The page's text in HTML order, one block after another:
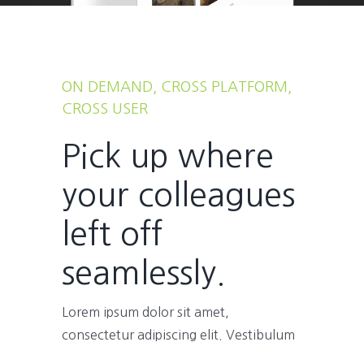
ON DEMAND, CROSS PLATFORM,
CROSS USER
Pick up where
your colleagues
left off
seamlessly.
Lorem ipsum dolor sit amet,
consectetur adipiscing elit. Vestibulum